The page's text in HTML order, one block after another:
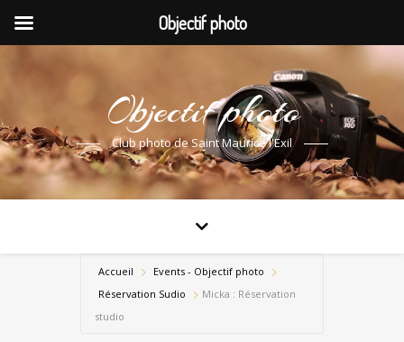
Objectif photo
Club photo de Saint Maurice l'Exil
Accueil
Events - Objectif photo
Réservation Sudio
Micka : Réservation
studio
Objectif photo